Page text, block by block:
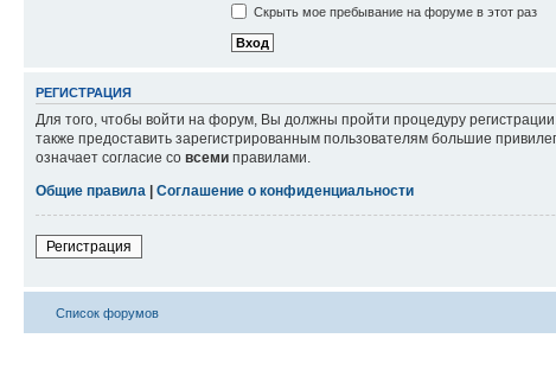
Скрыть мое пребывание на форуме в этот раз
РЕГИСТРАЦИЯ
Для того, чтобы войти на форум, Вы должны пройти процедуру
также предоставить зарегистрированным пользователям большие
означает согласие со всеми правилами.
Общие правила
Соглашение о конфиденциальности
Регистрация
Список форумов